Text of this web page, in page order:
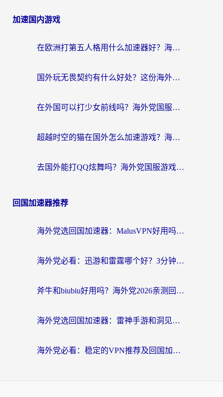
加速国内游戏
在欧洲打第五人格用什么加速器好？海外党亲测有效的国服游戏加速方案
国外玩无畏契约有什么好处？这份海外国服游戏加速指南帮你解决90%的卡顿问题
在外国可以打少女前线吗？海外党国服游戏畅玩终极指南（附避坑技巧）
超越时空的猫在国外怎么加速游戏？海外玩家国服畅玩终极指南
去国外能打QQ炫舞吗？海外党国服游戏不卡顿的终极指南
回国加速器推荐
海外党选回国加速器：MalusVPN好用吗？和快帆VPN哪个好？附真实对比与避坑指南
海外党必看：迅游和雷霆哪个好？3分钟教你选对回国加速器，无缝刷国内剧玩手游
斧牛和biubiu好用吗？海外党2026亲测回国加速器指南，附番茄加速器深度体验
海外党选回国加速器：雷神手游和洞见哪个好？附iPhone免费VPN推荐及ChickCNUfunR实测
海外党必看：稳定的VPN推荐及回国加速器选择全攻略——告别地域限制，轻松刷国内资源